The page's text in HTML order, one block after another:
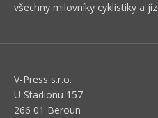
všechny milovníky cyklistiky a
V-Press s.r.o.
U Stadionu 157
266 01 Beroun